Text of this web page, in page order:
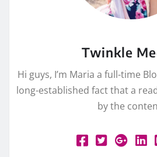
Twinkle
Hi guys, I’m Maria a full-time
long-established fact that a
by the